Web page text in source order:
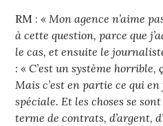
RM :« Mon agence n’aime
à cette question, parce que
le cas, et ensuite le
: « C’est un système
Mais c’est en partie ce qui
spéciale. Et les choses se
terme de contrats, d’argent,